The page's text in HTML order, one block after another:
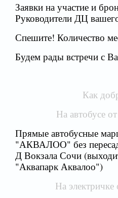
Заявки на участие и
Руководители ДЦ
Спешите! Количество
Будем рады встречи с
Как
На автобусе
Прямые автобусные
"АКВАЛОО" без
Д Вокзала Сочи
"Аквапарк Аквалоо")
На электричке